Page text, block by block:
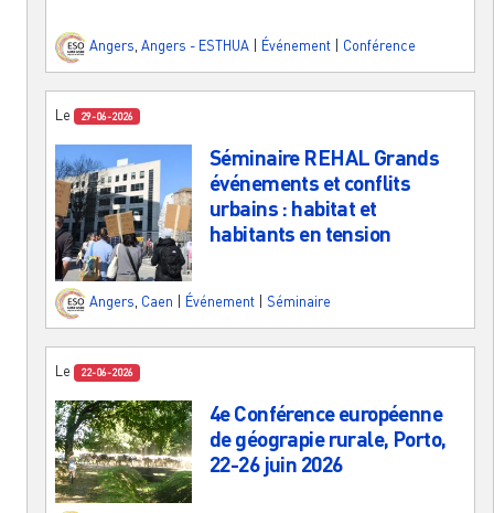
Angers Angers - ESTHUA Événement Conférence
Le 29-06-2026
Séminaire REHAL Grands
événements et conflits
urbains : habitat et
habitants en tension
Angers, Caen Événement Séminaire
Le 22-06-2026
4e Conférence européenne
de géograpie rurale, Porto,
22-26 juin 2026